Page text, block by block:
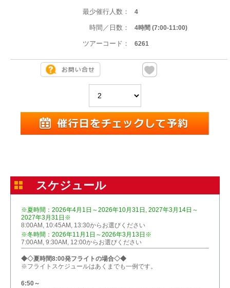
最少催行人数： 4
時間／日数： 4時間 (7:00-11:00)
ツアーコード： 6261
スケジュール
※夏時間：2026年4月1日～2026年10月31日, 2027年3月14日～
2027年3月31日※
8:00AM, 10:45AM, 13:30からお選びください
※冬時間：2026年11月1日～2026年3月13日※
7:00AM, 9:30AM, 12:00からお選びください
◆◇夏時間8:00発フライトの場合◇◆
※フライトスケジュールはあくまでも一例です。
6:50～